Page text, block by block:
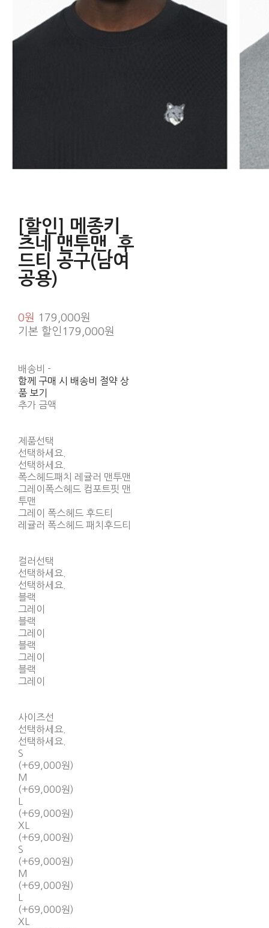
[할인] 메종키
츠네 맨투맨, 후
드티 공구(남여
공용)
0원
179,000원
기본 할인 179,000원
배송비 -
함께 구매 시 배송비 절약 상
품 보기
추가 금액
제품선택
선택하세요.
선택하세요.
폭스헤드패치 레귤러 맨투맨
그레이폭스헤드 컴포트핏 맨
투맨
그레이 폭스헤드 후드티
레귤러 폭스헤드 패치후드티
컬러선택
선택하세요.
선택하세요.
블랙
그레이
블랙
그레이
블랙
그레이
블랙
그레이
사이즈선
선택하세요.
선택하세요.
S
(+69,000원)
M
(+69,000원)
(+69,000원)
XL
(+69,000원)
S
(+69,000원)
M
(+69,000원)
(+69,000원)
XL